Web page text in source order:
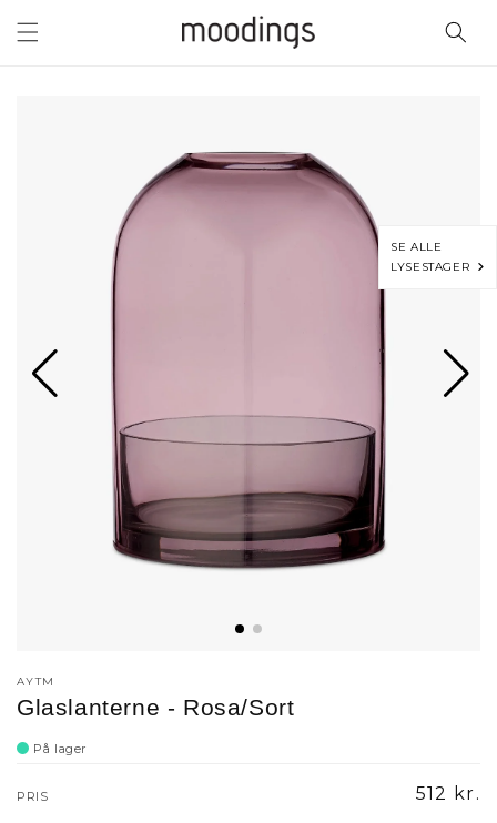
indhold
AYTM
SE ALLE
LYSESTAGER
Glaslanterne - Rosa/Sort
På lager
PRIS 512 kr.